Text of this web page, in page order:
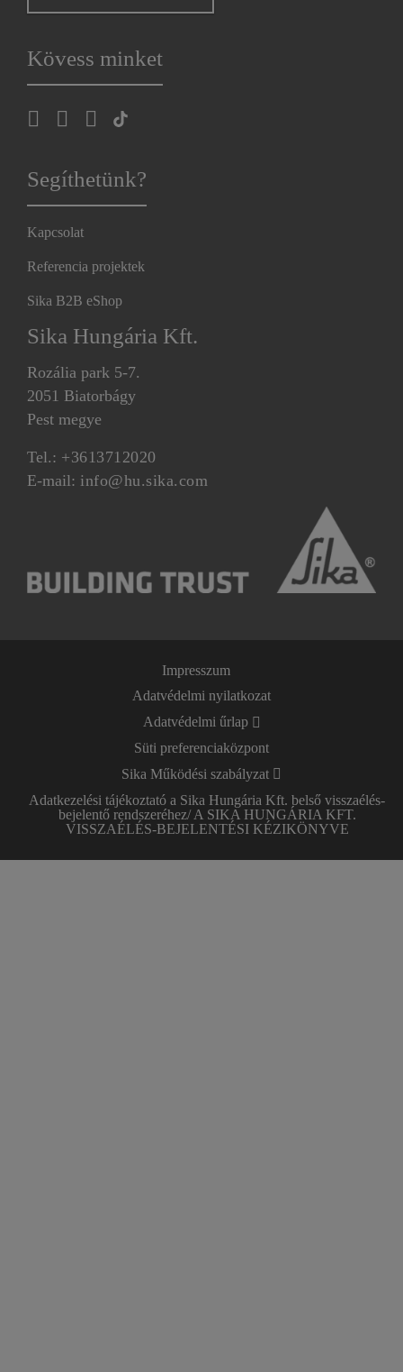
Kövess minket
Segíthetünk?
Kapcsolat
Referencia projektek
Sika B2B eShop
Sika Hungária Kft.
Rozália park 5-7.
2051 Biatorbágy
Pest megye
Tel.: +3613712020
E-mail: info@hu.sika.com
Impresszum
Adatvédelmi nyilatkozat
Adatvédelmi űrlap
Süti preferenciaközpont
Sika Működési szabályzat
Adatkezelési tájékoztató a Sika Hungária Kft. belső visszaélés-
bejelentő rendszeréhez/ A SIKA HUNGÁRIA KFT.
VISSZAÉLÉS-BEJELENTÉSI KÉZIKÖNYVE